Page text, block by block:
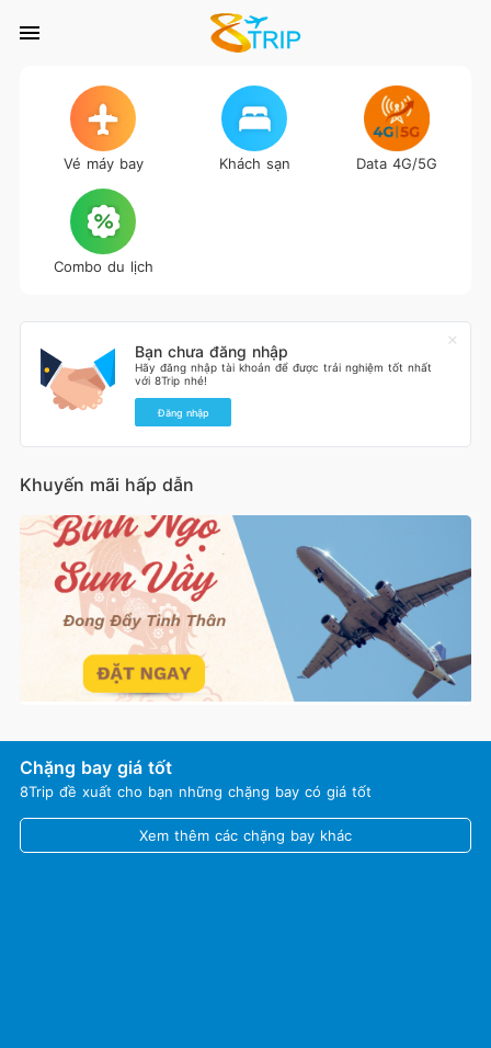
Vé máy bay Khách sạn Data 4G/5G
Combo du lịch
Bạn chưa đăng nhập
Hãy đăng nhập tài khoản để được trải nghiệm tốt nhất
với 8Trip nhé!
Đăng nhập
Khuyến mãi hấp dẫn
Chặng bay giá tốt
8Trip đề xuất cho bạn những chặng bay có giá tốt
Xem thêm các chặng bay khác